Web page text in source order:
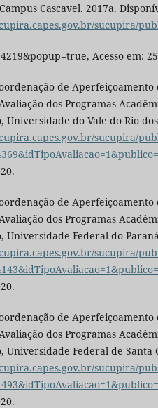
Cascavel. 2017a.
sucupira/
Acesso em:
de
dos Programas
Universidade do Vale do Rio
sucupira/
de
dos Programas
Universidade Federal do
sucupira/
de
dos Programas
Universidade Federal de
sucupira/